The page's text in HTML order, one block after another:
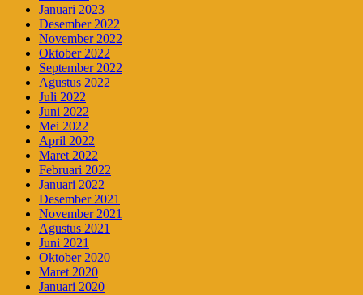
Januari 2023
Desember 2022
November 2022
Oktober 2022
September 2022
Agustus 2022
Juli 2022
Juni 2022
Mei 2022
April 2022
Maret 2022
Februari 2022
Januari 2022
Desember 2021
November 2021
Agustus 2021
Juni 2021
Oktober 2020
Maret 2020
Januari 2020